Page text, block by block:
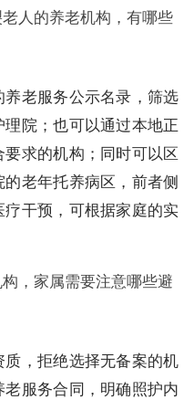
人的养老机构，有哪些
老服务公示名录，筛选
院；也可以通过本地正
求的机构；同时可以区
老年托养病区，前者侧
干预，可根据家庭的实
，家属需要注意哪些避
，拒绝选择无备案的机
服务合同，明确照护内